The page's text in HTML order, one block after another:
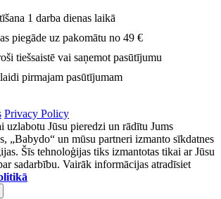
1 darba dienas laikā
piegāde uz pakomātu no 49 €
tiešsaistē vai saņemot pasūtījumu
pirmajam pasūtījumam
Privacy Policy
uzlabotu Jūsu pieredzi un rādītu Jums
„Babydo“ un mūsu partneri izmanto sīkdatnes
Šīs tehnoloģijas tiks izmantotas tikai ar Jūsu
sadarbību. Vairāk informācijas atradīsiet